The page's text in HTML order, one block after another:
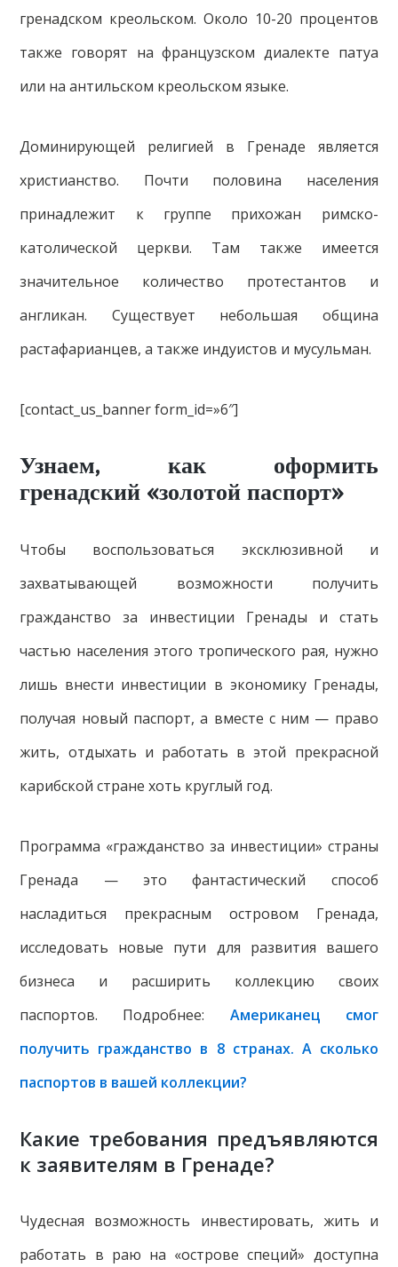
гренадском креольском. Около 10-20 процентов
также говорят на французском диалекте патуа
или на антильском креольском языке.
Доминирующей религией в Гренаде является
христианство. Почти половина населения
принадлежит к группе прихожан римско-
католической церкви. Там также имеется
значительное количество протестантов и
англикан. Существует небольшая община
растафарианцев, а также индуистов и мусульман.
[contact_us_banner form_id=»6″]
Узнаем, как оформить
гренадский «золотой паспорт»
Чтобы воспользоваться эксклюзивной и
захватывающей возможности получить
гражданство за инвестиции Гренады и стать
частью населения этого тропического рая, нужно
лишь внести инвестиции в экономику Гренады,
получая новый паспорт, а вместе с ним — право
жить, отдыхать и работать в этой прекрасной
карибской стране хоть круглый год.
Программа «гражданство за инвестиции» страны
Гренада — это фантастический способ
насладиться прекрасным островом Гренада,
исследовать новые пути для развития вашего
бизнеса и расширить коллекцию своих
паспортов. Подробнее: Американец смог
получить гражданство в 8 странах. А сколько
паспортов в вашей коллекции?
Какие требования предъявляются
к заявителям в Гренаде?
Чудесная возможность инвестировать, жить и
работать в раю на «острове специй» доступна